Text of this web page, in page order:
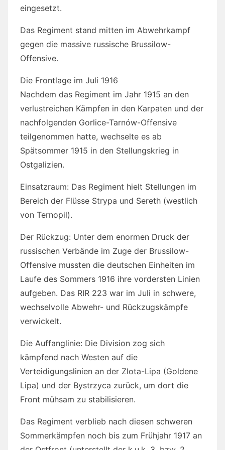
eingesetzt.
Das Regiment stand mitten im Abwehrkampf
gegen die massive russische Brussilow-
Offensive.
Die Frontlage im Juli 1916
Nachdem das Regiment im Jahr 1915 an den
verlustreichen Kämpfen in den Karpaten und der
nachfolgenden Gorlice-Tarnów-Offensive
teilgenommen hatte, wechselte es ab
Spätsommer 1915 in den Stellungskrieg in
Ostgalizien.
Einsatzraum: Das Regiment hielt Stellungen im
Bereich der Flüsse Strypa und Sereth (westlich
von Ternopil).
Der Rückzug: Unter dem enormen Druck der
russischen Verbände im Zuge der Brussilow-
Offensive mussten die deutschen Einheiten im
Laufe des Sommers 1916 ihre vordersten Linien
aufgeben. Das RIR 223 war im Juli in schwere,
wechselvolle Abwehr- und Rückzugskämpfe
verwickelt.
Die Auffanglinie: Die Division zog sich
kämpfend nach Westen auf die
Verteidigungslinien an der Zlota-Lipa (Goldene
Lipa) und der Bystrzyca zurück, um dort die
Front mühsam zu stabilisieren.
Das Regiment verblieb nach diesen schweren
Sommerkämpfen noch bis zum Frühjahr 1917 an